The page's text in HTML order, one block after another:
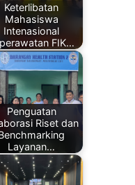
Keterlibatan
Mahasiswa
Intenasional
FIK…
Penguatan
Riset dan
Layanan…